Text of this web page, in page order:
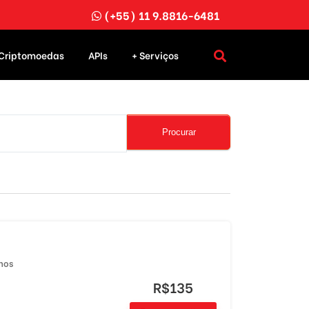
(+55) 11 9.8816-6481
APIs + Serviços
Procurar
R$135